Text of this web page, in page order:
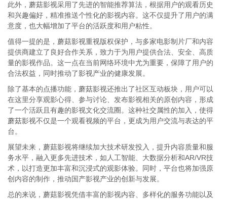
此外，蘑菇影视采用了先进的智能推荐算法，根据用户的观看历史
和兴趣偏好，精准推送个性化的影视内容。这不仅提升了用户的满
意度，也大幅增加了平台的活跃度和用户粘性。
值得一提的是，蘑菇影视重视版权保护，与多家电影制片厂和内容
提供商建立了良好合作关系，致力于为用户提供合法、安全、高质
量的影视作品。这一点在当前网络环境中尤为重要，保障了用户的
合法权益，同时推动了影视产业的健康发展。
除了基本的点播功能，蘑菇影视还推出了社区互动板块，用户可以
在这里分享观影心得、参与讨论、发布影视相关的原创内容，形成
了一个活跃且有趣的影视文化交流圈。这种社交属性的加入，使得
蘑菇影视不仅是一个观看视频的平台，更成为用户交流与表达的平
台。
展望未来，蘑菇影视将继续加大技术研发投入，提升内容质量和服
务水平，融入更多先进技术，如人工智能、大数据分析和AR/VR技
术，以打造更加丰富和沉浸式的观影体验。同时，平台也将加强原
创内容的制作，推动国产影视产业的创新与发展。
总的来说，蘑菇影视凭借丰富的影视内容、多样化的服务功能以及